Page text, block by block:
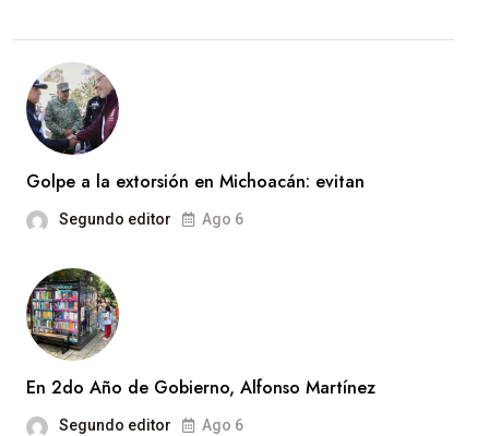
Golpe a la extorsión en Michoacán: evitan
Segundo editor Ago 6
En 2do Año de Gobierno, Alfonso Martínez
Segundo editor Ago 6